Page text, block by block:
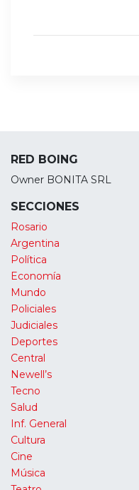
RED BOING
Owner BONITA SRL
SECCIONES
Rosario
Argentina
Política
Economía
Mundo
Policiales
Judiciales
Deportes
Central
Newell’s
Tecno
Salud
Inf. General
Cultura
Cine
Música